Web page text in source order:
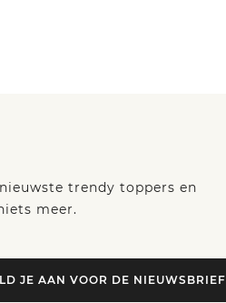
trendy toppers en
meer.
JE AAN VOOR DE NIEUWSBRIEF